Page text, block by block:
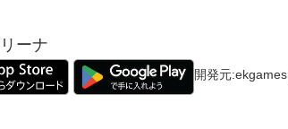
ーナ
開発元:ekgames